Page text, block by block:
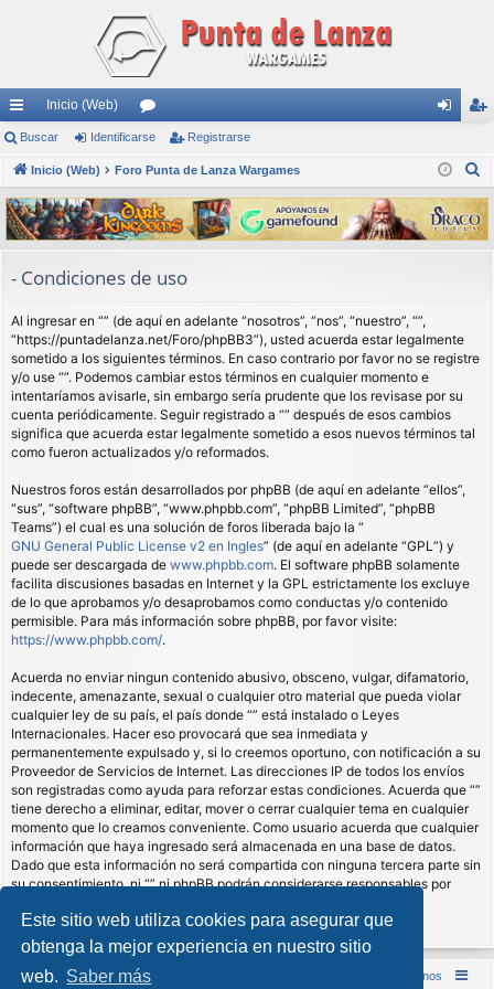
Este sitio web utiliza cookies para asegurar que
obtenga la mejor experiencia en nuestro sitio
web. Saber más
nl
ac
es
rá
s
Inicio (Web)
or
os nti
fic
ar
ist
ra
rs
Buscar Identificarse Registrarse
Inicio (Web) Foro Punta de Lanza Wargames
s
c
- Condiciones de uso
Al ingresar en “” (de aquí en adelante “nosotros”, “nos”, “nuestro”, “”,
“https://puntadelanza.net/Foro/phpBB3”), usted acuerda estar legalmente
sometido a los siguientes términos. En caso contrario por favor no se registre
y/o use “”. Podemos cambiar estos términos en cualquier momento e
intentaríamos avisarle, sin embargo sería prudente que los revisase por su
cuenta periódicamente. Seguir registrado a “” después de esos cambios
significa que acuerda estar legalmente sometido a esos nuevos términos tal
como fueron actualizados y/o reformados.
Nuestros foros están desarrollados por phpBB (de aquí en adelante “ellos”,
“sus”, “software phpBB”, “www.phpbb.com”, “phpBB Limited”, “phpBB
Teams”) el cual es una solución de foros liberada bajo la “
GNU General Public License v2 en Ingles” (de aquí en adelante “GPL”) y
puede ser descargada de www.phpbb.com. El software phpBB solamente
facilita discusiones basadas en Internet y la GPL estrictamente los excluye
de lo que aprobamos y/o desaprobamos como conductas y/o contenido
permisible. Para más información sobre phpBB, por favor visite:
https://www.phpbb.com/.
Acuerda no enviar ningun contenido abusivo, obsceno, vulgar, difamatorio,
indecente, amenazante, sexual o cualquier otro material que pueda violar
cualquier ley de su país, el país donde “” está instalado o Leyes
Internacionales. Hacer eso provocará que sea inmediata y
permanentemente expulsado y, si lo creemos oportuno, con notificación a su
Proveedor de Servicios de Internet. Las direcciones IP de todos los envíos
son registradas como ayuda para reforzar estas condiciones. Acuerda que “”
tiene derecho a eliminar, editar, mover o cerrar cualquier tema en cualquier
momento que lo creamos conveniente. Como usuario acuerda que cualquier
información que haya ingresado será almacenada en una base de datos.
Dado que esta información no será compartida con ninguna tercera parte sin
su consentimiento, ni “” ni phpBB podrán considerarse responsables por
comprometidos.
Inicio (Web) Foro Punta de Lanza Wargames Contáctenos